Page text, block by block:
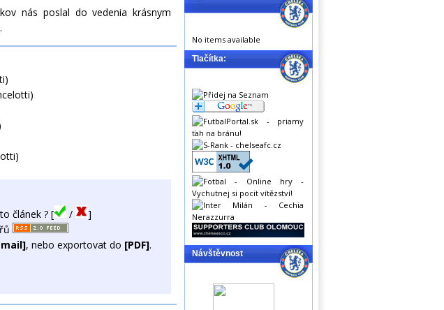
nás poslal do vedenia krásnym
článek ? [ /
]
, nebo exportovat do [PDF].
No items available
Tlačítka:
Návštěvnost